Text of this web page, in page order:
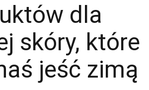
dla
skóry, które
jeść zimą